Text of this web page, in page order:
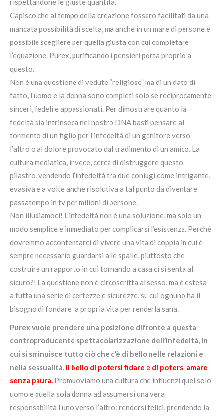
rispettandone le giuste quantità.
Capisco che al tempo della creazione fossero facilitati da una
mancata possibilità di scelta, ma anche in un mare di persone è
possibile scegliere per quella giusta con cui completare
l’equazione. Purex, purificando i pensieri porta proprio a
questo.
Non è una questione di vedute “religiose” ma di un dato di
fatto, l’uomo e la donna sono completi solo se reciprocamente
sinceri, fedeli e appassionati. Per dimostrare quanto la
fedeltà sia intrinseca nel nostro DNA basti pensare al
tormento di un figlio per l’infedeltà di un genitore verso
l’altro o al dolore provocato dal tradimento di un amico. La
cultura mediatica, invece, cerca di distruggere questo
pilastro, vendendo l’infedeltà tra due coniugi come intrigante,
evasiva e a volte anche risolutiva a tal punto da diventare
passatempo in tv per milioni di persone.
Non illudiamoci! L’infedeltà non è una soluzione, ma solo un
modo semplice e immediato per complicarsi l’esistenza. Perché
dovremmo accontentarci di vivere una vita di coppia in cui è
sempre necessario guardarsi alle spalle, piuttosto che
costruire un rapporto in cui tornando a casa ci si senta al
sicuro?! La questione non è circoscritta al sesso, ma è estesa
a tutta una serie di certezze e sicurezze, su cui ognuno ha il
bisogno di fondare la propria vita per renderla sana.
Purex vuole prendere una posizione difronte a questa
controproducente spettacolarizzazione dell’infedeltà, in
cui si sminuisce tutto ciò che c’è di bello nelle relazioni e
nella sessualità. Il bello di potersi fidare e di potersi amare
senza paura. Promuoviamo una cultura che influenzi quel solo
uomo e quella sola donna ad assumersi una vera
responsabilità l’uno verso l’altro: rendersi felici, prendendo la